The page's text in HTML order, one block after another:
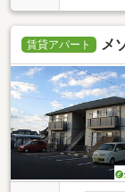
賃貸アパート メ